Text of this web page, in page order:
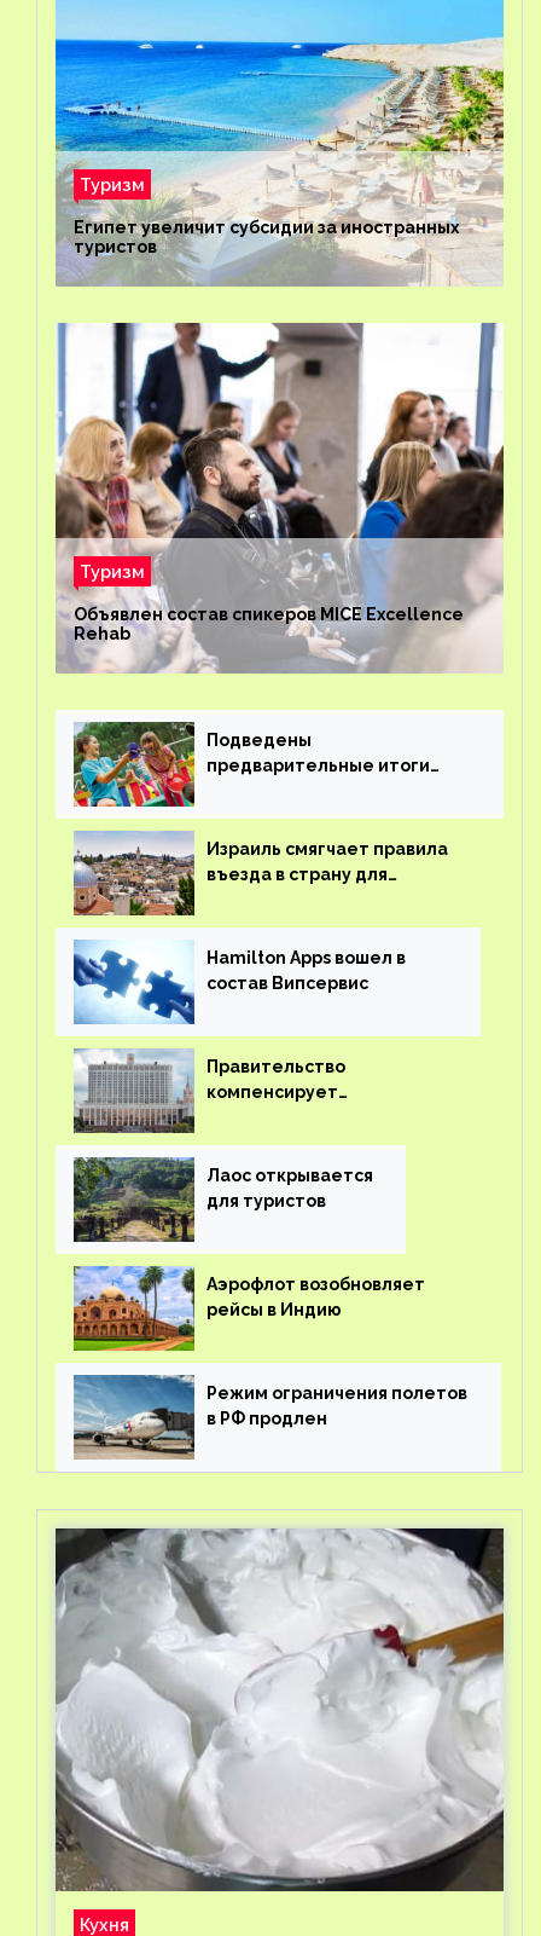
Туризм
Египет увеличит субсидии за иностранных
туристов
Туризм
Объявлен состав спикеров MICE Excellence
Rehab
Подведены
предварительные итоги
Израиль смягчает правила
въезда в страну для
Hamilton Apps вошел в
состав Випсервис
Правительство
компенсирует
вывоз россиян из-за рубежа
Лаос открывается
для туристов
Аэрофлот возобновляет
рейсы в Индию
Режим ограничения полетов
в РФ продлен
Кухня